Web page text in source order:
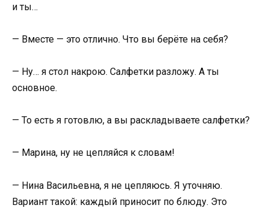
и ты…
— Вместе — это отлично. Что вы берёте на себя?
— Ну… я стол накрою. Салфетки разложу. А ты
основное.
— То есть я готовлю, а вы раскладываете салфетки?
— Марина, ну не цепляйся к словам!
— Нина Васильевна, я не цепляюсь. Я уточняю.
Вариант такой: каждый приносит по блюду. Это